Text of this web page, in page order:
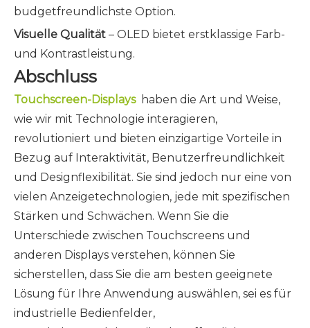
budgetfreundlichste Option.
Visuelle Qualität – OLED bietet erstklassige Farb-
und Kontrastleistung.
Abschluss
Touchscreen-Displays haben die Art und Weise,
wie wir mit Technologie interagieren,
revolutioniert und bieten einzigartige Vorteile in
Bezug auf Interaktivität, Benutzerfreundlichkeit
und Designflexibilität. Sie sind jedoch nur eine von
vielen Anzeigetechnologien, jede mit spezifischen
Stärken und Schwächen. Wenn Sie die
Unterschiede zwischen Touchscreens und
anderen Displays verstehen, können Sie
sicherstellen, dass Sie die am besten geeignete
Lösung für Ihre Anwendung auswählen, sei es für
industrielle Bedienfelder,